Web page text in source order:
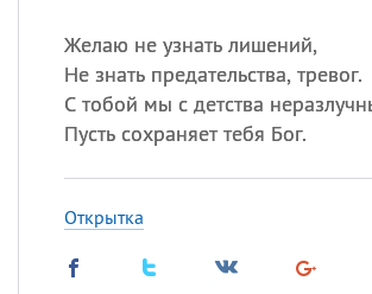
Желаю не узнать лишений,
Не знать предательства, тревог.
С тобой мы с детства
Пусть сохраняет тебя Бог.
Открытка